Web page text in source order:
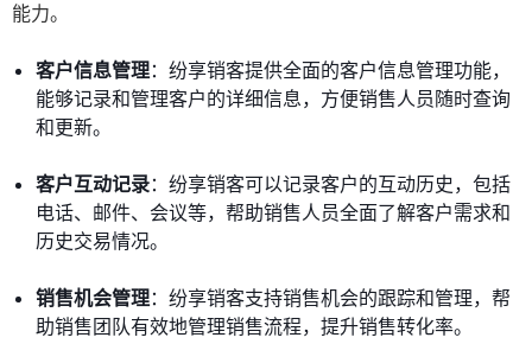
能力。
客户信息管理：纷享销客提供全面的客户信息管理功能，
能够记录和管理客户的详细信息，方便销售人员随时查询
和更新。
客户互动记录：纷享销客可以记录客户的互动历史，包括
电话、邮件、会议等，帮助销售人员全面了解客户需求和
历史交易情况。
销售机会管理：纷享销客支持销售机会的跟踪和管理，帮
助销售团队有效地管理销售流程，提升销售转化率。